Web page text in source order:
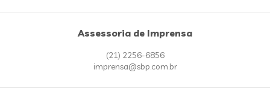
Assessoria de Imprensa
(21) 2256-6856
imprensa@sbp.com.br